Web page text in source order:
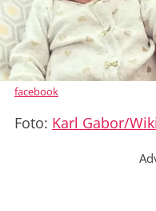
facebook
Foto: Karl Gabor/